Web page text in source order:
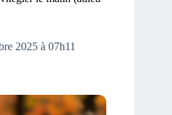
2025 à 07h11